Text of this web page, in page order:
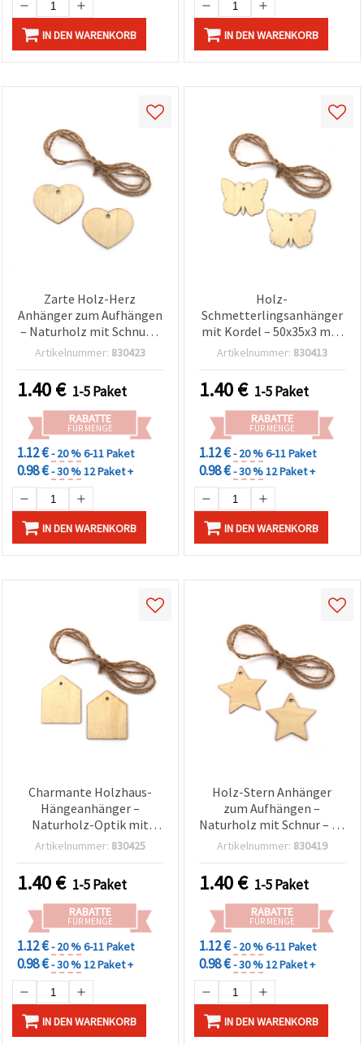
IN DEN WARENKORB IN DEN WARENKORB
Zarte Holz-Herz
Anhänger zum Aufhängen
– Naturholz mit Schnur –
50x3 mm, 6er Pack – ideal
Hochzeitsdeko &
Geschenkverpackung
Artikelnummer: 830423
1.40€ 1-5 Paket
RABATTE
FÜR MENGE
1.12 €- 20 %6-11 Paket
0.98 €- 30 %12 Paket +
IN DEN WARENKORB
Holz-
Schmetterlingsanhänger
mit Kordel – 50x35x3 mm
(Set mit 6) – Ideal für
Hängedeko & DIY-
Geschenke
Artikelnummer: 830413
1.40€ 1-5 Paket
RABATTE
FÜR MENGE
1.12 €- 20 %6-11 Paket
0.98 €- 30 %12 Paket +
IN DEN WARENKORB
Charmante Holzhaus-
Hängeanhänger –
Naturholz-Optik mit
Schnur – 50 x 3 mm, 6er-
Basteln, Home-Deko &
Geschenkverpackung
Artikelnummer: 830425
1.40€ 1-5 Paket
RABATTE
FÜR MENGE
1.12 €- 20 %6-11 Paket
0.98 €- 30 %12 Paket +
IN DEN WARENKORB
Holz-Stern Anhänger
zum Aufhängen –
Naturholz mit Schnur – 50
x 3 mm, 6er-Set – ideal für
Ornamente & kreative
Deko
Artikelnummer: 830419
1.40€ 1-5 Paket
RABATTE
FÜR MENGE
1.12 €- 20 %6-11 Paket
0.98 €- 30 %12 Paket +
IN DEN WARENKORB